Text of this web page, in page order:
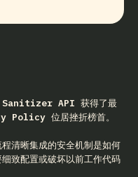
Sanitizer API 获得了最
Policy 位居挫折榜首。
清晰集成的安全机制是如何
致配置或破坏以前工作代码